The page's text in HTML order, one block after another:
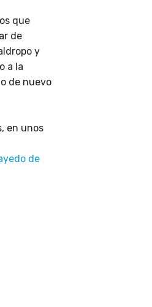
que
de
y
a la
de nuevo
en unos
de